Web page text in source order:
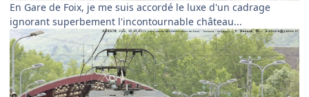
En Gare de Foix, je me suis accordé le luxe d'un cadrage
ignorant superbement l'incontournable château...